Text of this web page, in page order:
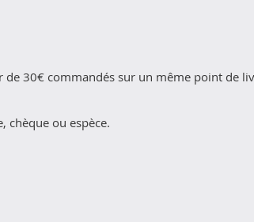
30€ commandés sur un même point de
chèque ou espèce.